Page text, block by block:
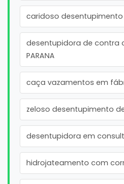
caridoso desentupimento
desentupidora de contra
PARANA
caça vazamentos em
zeloso desentupimento de
desentupidora em
hidrojateamento com